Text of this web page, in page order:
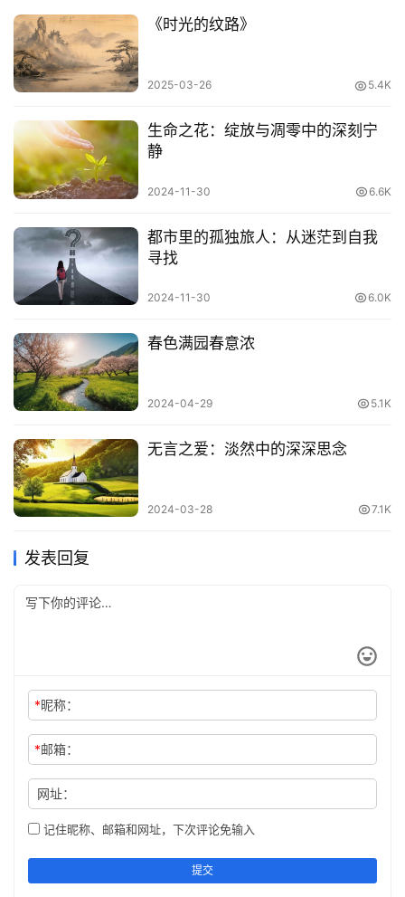
更敢于面对自己，面对惨淡的人生，面对自己的坏情绪，面
对那些无形的敌人！
现实中，我们经常说“被吓破了胆”。如果一个人被困难吓破
有的人，在厄运的打击下一蹶不振，没有勇气面对自己的过
去，也就更不会有光明的未来。
豪气。就如孟子说，虽千万人吾往矣！
3
智者胜于藏
《史记》上记载，年轻的孔子曾向老子请教道理。
轻的孔子，高明的商人懂得深藏财货，而外表看起来好像空
无所有；品行高尚的人懂得内藏道德，而外表看起来好像是
愚蠢迟钝。
语》中评论颜回“有若无，实若虚”。
有智慧和学问，就好像没有一样，普普通通，完全没有骄矜
有锋芒，去砍东西，自己也会受伤。久而久之，这锋芒就钝
故有功；不自矜，故长。
上天厌弃露才扬己的人，社会上讨厌骄傲自大的人。越是自
夸自卖的人，其实越无知，越浅薄，也越不会有好结果。
《时光的纹路》
2025-03-26 5.4K
生命之花：绽放与凋零中的深刻宁
静
2024-11-30 6.6K
都市里的孤独旅人：从迷茫到自我
寻找
2024-11-30 6.0K
春色满园春意浓
2024-04-29 5.1K
无言之爱：淡然中的深深思念
2024-03-28 7.1K
发表回复
*昵称：
*邮箱：
网址：
记住昵称、邮箱和网址，下次评论免输入
提交